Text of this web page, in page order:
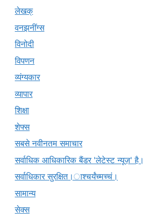
लेखक्
वनझनींग्स
विनोदी
विपणन
व्यंग्यकार
व्यापार
शिक्षा
शेफ्स
सबसे नवीनतम समाचार
सर्वाधिक आधिकारिक बैंडर 'लेटेस्ट न्यूज़' है।
सर्वाधिकार सुरक्षित।ाश्चर्यंच्मच्चं।
सामान्य
सेक्स